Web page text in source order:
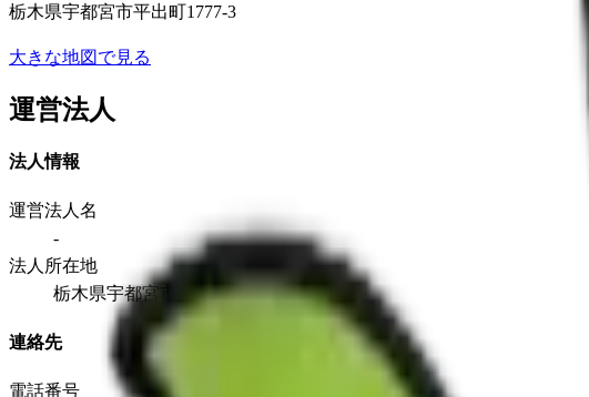
栃木県宇都宮市平出町1777-3
大きな地図で見る
運営法人
法人情報
運営法人名
-
法人所在地
栃木県宇都宮市平出町1777-3
連絡先
電話番号